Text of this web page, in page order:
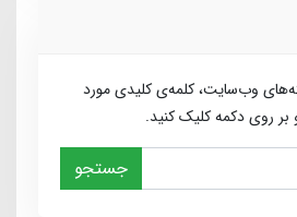
وب‌سایت، کلمه‌ی کلیدی مورد
بر روی دکمه کلیک کنید.
جستجو